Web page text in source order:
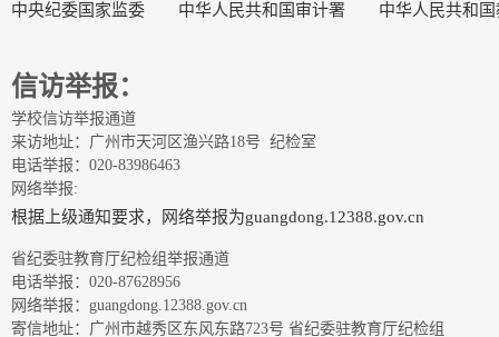
中央纪委国家监委 中华人民共和国审计署 中华人民共和
信访举报：
学校信访举报通道
来访地址：广州市天河区渔兴路18号 纪检室
电话举报：020-83986463
网络举报:
根据上级通知要求，网络举报为guangdong.12388.gov.cn
省纪委驻教育厅纪检组举报通道
电话举报：020-87628956
网络举报：guangdong.12388.gov.cn
寄信地址：广州市越秀区东风东路723号 省纪委驻教育厅纪检组